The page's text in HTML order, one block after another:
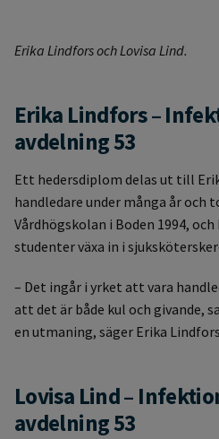
Erika Lindfors och Lovisa Lind.
Erika Lindfors –
avdelning 53
Ett hedersdiplom delas ut till
handledare under många år och
Vårdhögskolan i Boden 1994,
studenter växa in i
– Det ingår i yrket att vara
att det är både kul och givande,
en utmaning, säger Erika
Lovisa Lind –
avdelning 53